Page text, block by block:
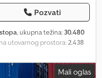
Pozvati
, ukupna težina: 30.480
utovarnog prostora:2.438
mm
sa bočnim otvorom, u
transporta morem, mogu
Mali oglas